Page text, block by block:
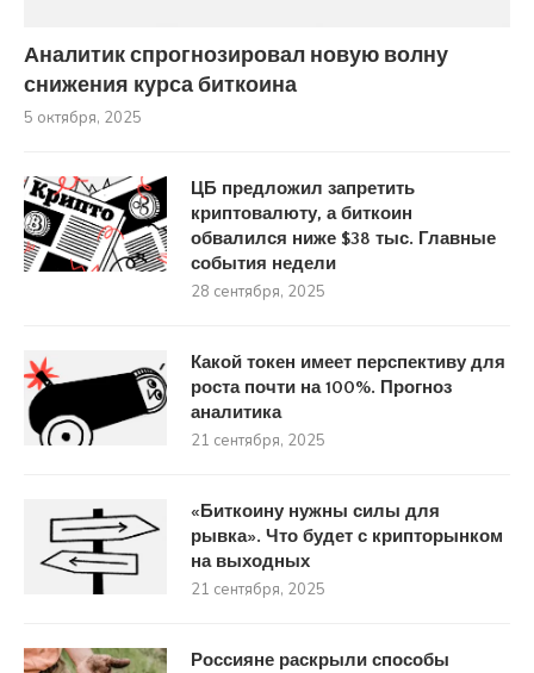
Аналитик спрогнозировал новую волну
снижения курса биткоина
5 октября, 2025
ЦБ предложил запретить
криптовалюту, а биткоин
обвалился ниже $38 тыс. Главные
события недели
28 сентября, 2025
Какой токен имеет перспективу для
роста почти на 100%. Прогноз
аналитика
21 сентября, 2025
«Биткоину нужны силы для
рывка». Что будет с крипторынком
на выходных
21 сентября, 2025
Россияне раскрыли способы